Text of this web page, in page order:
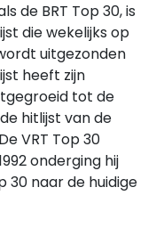
de BRT Top 30, is
die wekelijks op
uitgezonden
heeft zijn
tot de
hitlijst van de
VRT Top 30
onderging hij
30 naar de huidige